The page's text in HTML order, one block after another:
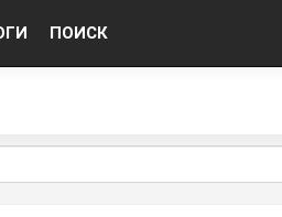
ПОИСК